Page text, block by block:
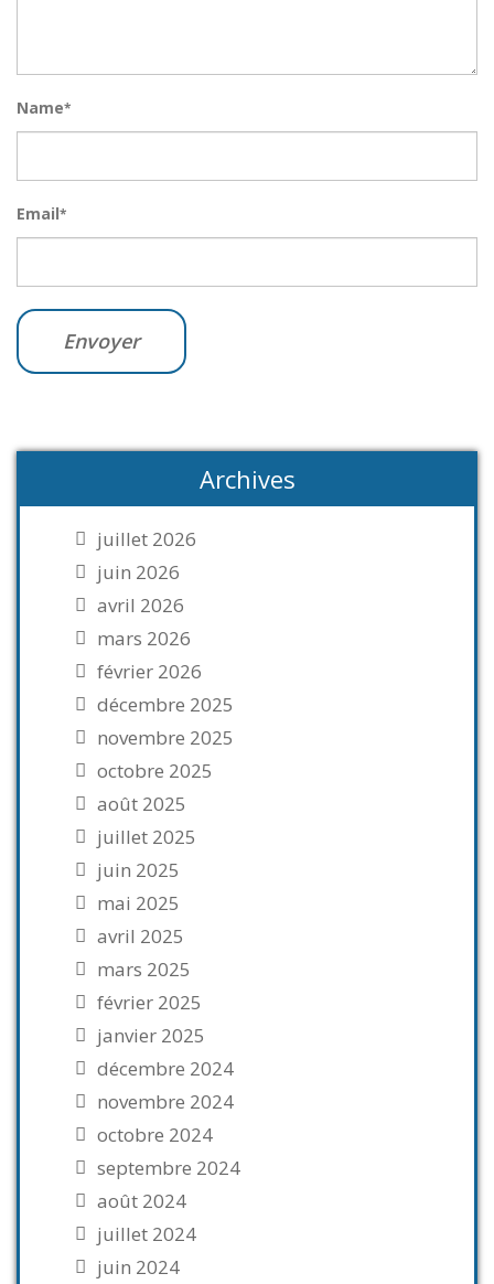
Name*
Email*
Archives
juillet 2026
juin 2026
avril 2026
mars 2026
février 2026
décembre 2025
novembre 2025
octobre 2025
août 2025
juillet 2025
juin 2025
mai 2025
avril 2025
mars 2025
février 2025
janvier 2025
décembre 2024
novembre 2024
octobre 2024
septembre 2024
août 2024
juillet 2024
juin 2024